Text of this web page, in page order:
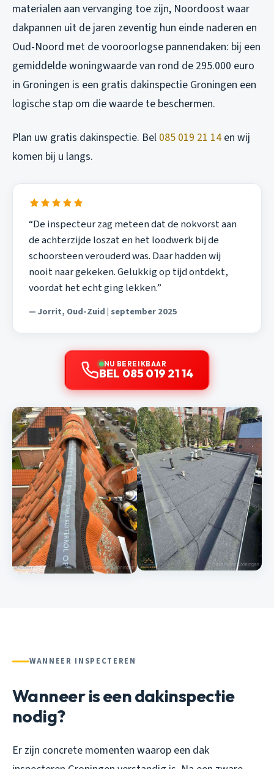
materialen aan vervanging toe zijn, Noordoost waar
dakpannen uit de jaren zeventig hun einde naderen en
Oud-Noord met de vooroorlogse pannendaken: bij een
gemiddelde woningwaarde van rond de 295.000 euro
in Groningen is een gratis dakinspectie Groningen een
logische stap om die waarde te beschermen.
Plan uw gratis dakinspectie. Bel 085 019 21 14 en wij
komen bij u langs.
“De inspecteur zag meteen dat de nokvorst aan
de achterzijde loszat en het loodwerk bij de
schoorsteen verouderd was. Daar hadden wij
nooit naar gekeken. Gelukkig op tijd ontdekt,
voordat het echt ging lekken.”
— Jorrit, Oud-Zuid | september 2025
NU BEREIKBAAR
BEL 085 019 21 14
WANNEER INSPECTEREN
Wanneer is een dakinspectie
nodig?
Er zijn concrete momenten waarop een dak